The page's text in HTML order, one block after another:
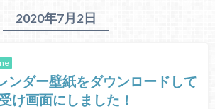
2020年7月2日
ンダー壁紙をダウンロードして
け画面にしました！